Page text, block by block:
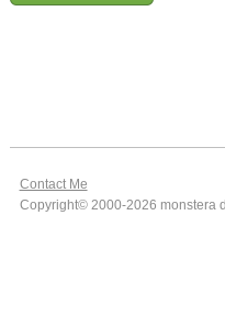
Contact Me
Copyright© 2000-2026 monstera